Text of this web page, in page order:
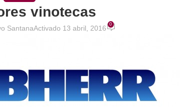
vinotecas
SantanaActivado 13 abril, 2016 0